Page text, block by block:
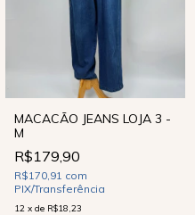
MACACÃO JEANS LOJA 3 -
M
R$179,90
R$170,91 com
PIX/Transferência
12 x de R$18,23